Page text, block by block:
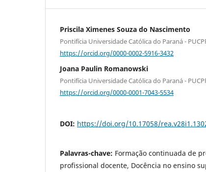
Priscila Ximenes Souza do Nascimento
Pontifícia Universidade Católica do Paraná -
https://orcid.org/0000-0002-5916-3432
Joana Paulin Romanowski
Pontifícia Universidade Católica do Paraná -
https://orcid.org/0000-0001-7043-5534
DOI: https://doi.org/10.17058/
Palavras-chave: Formação continuada de
profissional docente, Docência no ensino